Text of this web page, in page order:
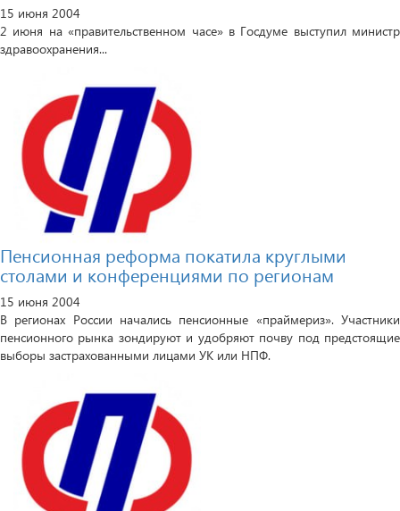
15 июня 2004
2 июня на «правительственном часе» в Госдуме выступил министр
здравоохранения...
Пенсионная реформа покатила круглыми
столами и конференциями по регионам
15 июня 2004
В регионах России начались пенсионные «праймериз». Участники
пенсионного рынка зондируют и удобряют почву под предстоящие
выборы застрахованными лицами УК или НПФ.